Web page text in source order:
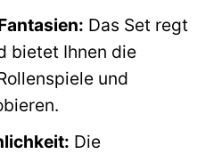
Das Set regt
bietet Ihnen die
und
Die